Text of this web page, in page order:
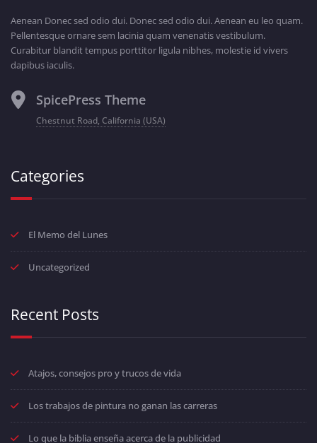
Aenean Donec sed odio dui. Donec sed odio dui. Aenean eu leo quam.
Pellentesque ornare sem lacinia quam venenatis vestibulum.
Curabitur blandit tempus porttitor ligula nibhes, molestie id vivers
dapibus iaculis.
SpicePress Theme
Chestnut Road, California (USA)
Categories
El Memo del Lunes
Uncategorized
Recent Posts
Atajos, consejos pro y trucos de vida
Los trabajos de pintura no ganan las carreras
Lo que la biblia enseña acerca de la publicidad